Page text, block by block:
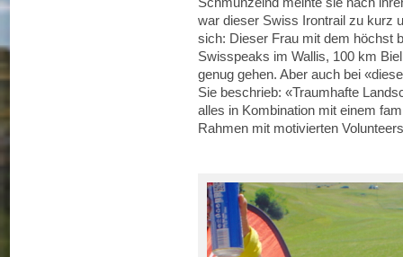
war dieser Swiss Irontrail zu kurz
sich: Dieser Frau mit dem höchst
Swisspeaks im Wallis, 100 km
genug gehen. Aber auch bei
Sie beschrieb: «Traumhafte
alles in Kombination mit einem
Rahmen mit motivierten